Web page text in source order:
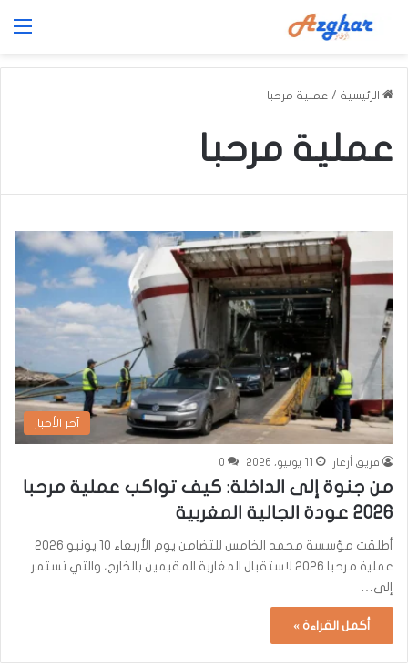
الرئيسية / عملية مرحبا
عملية مرحبا
آخر الأخبار
فريق أزغار 11 يونيو، 2026 0
من جنوة إلى الداخلة: كيف تواكب عملية مرحبا
2026 عودة الجالية المغربية
أطلقت مؤسسة محمد الخامس للتضامن يوم الأربعاء 10 يونيو 2026
عملية مرحبا 2026 لاستقبال المغاربة المقيمين بالخارج، والتي تستمر
إلى…
أكمل القراءة »